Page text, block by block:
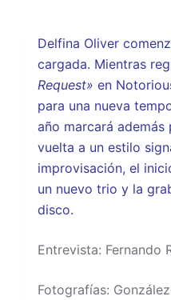
Delfina Oliver
cargada. Mientras
Request» en
para una nueva
año marcará además
vuelta a un estilo
improvisación, el
un nuevo trio y la
disco.
Entrevista: Fernando
Fotografías: